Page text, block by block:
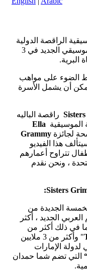
الراقصة الدولية
الجديد في
البرية.
الضوء على مواهب
أن يشمل الأسرة
راقصة الباليه
الموسيقية Ella
لجائزة
هذا الفيديو
تتراوح أعمارهم
، ونحن نقدم
الجديدة من
الجديد ، أكثر
في ذلك أكثر من
" وأكثر من
ملايين
الإمارات
التي تضم شما حمدان
.